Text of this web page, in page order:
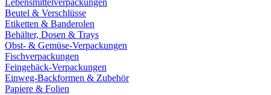
Lebensmittelverpackungen
Beutel & Verschlüsse
Etiketten & Banderolen
Behälter, Dosen & Trays
Obst- & Gemüse-Verpackungen
Fischverpackungen
Feingebäck-Verpackungen
Einweg-Backformen & Zubehör
Papiere & Folien